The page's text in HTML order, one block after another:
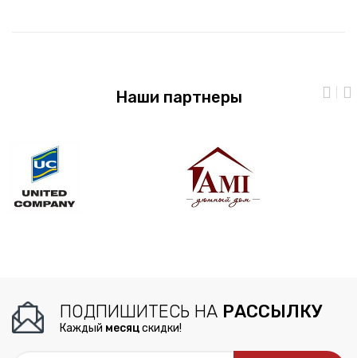
Наши партнеры
ПОДПИШИТЕСЬ НА РАССЫЛКУ
Каждый месяцскидки!